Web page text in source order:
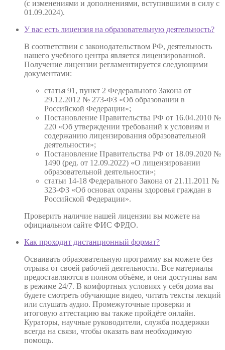
(с изменениями и дополнениями, вступившими в силу с
01.09.2024).
У вас есть лицензия на образовательную деятельность?
В соответствии с законодательством РФ, деятельность
нашего учебного центра является лицензированной.
Получение лицензии регламентируется следующими
документами:
статья 91, пункт 2 Федерального Закона от
29.12.2012 № 273-ФЗ «Об образовании в
Российской Федерации»;
Постановление Правительства РФ от 16.04.2010 №
220 «Об утверждении требований к условиям и
содержанию лицензирования образовательной
деятельности»;
Постановление Правительства РФ от 18.09.2020 №
1490 (ред. от 12.09.2022) «О лицензировании
образовательной деятельности»;
статьи 14-18 Федерального Закона от 21.11.2011 №
323-ФЗ «Об основах охраны здоровья граждан в
Российской Федерации».
Проверить наличие нашей лицензии вы можете на
официальном сайте ФИС ФРДО.
Как проходит дистанционный формат?
Осваивать образовательную программу вы можете без
отрыва от своей рабочей деятельности. Все материалы
предоставляются в полном объёме, и они доступны вам
в режиме 24/7. В комфортных условиях у себя дома вы
будете смотреть обучающие видео, читать тексты лекций
или слушать аудио. Промежуточные проверки и
итоговую аттестацию вы также пройдёте онлайн.
Кураторы, научные руководители, служба поддержки
всегда на связи, чтобы оказать вам необходимую
помощь.